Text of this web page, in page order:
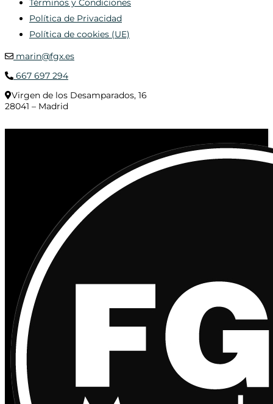
Términos y Condiciones
Política de Privacidad
Política de cookies (UE)
marin@fgx.es
667 697 294
Virgen de los Desamparados, 16
28041 – Madrid